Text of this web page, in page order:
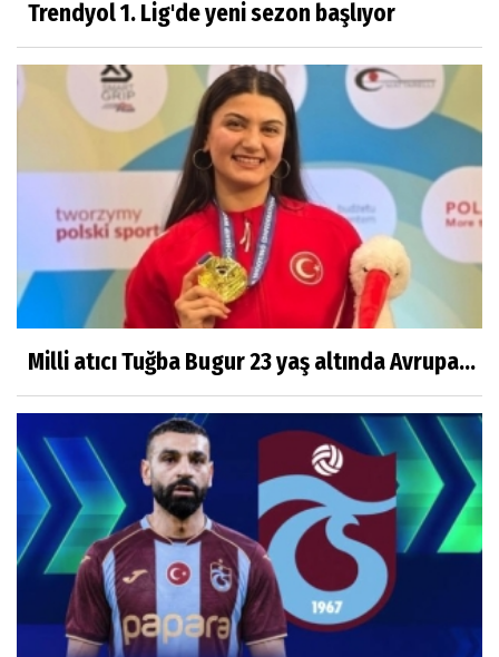
Trendyol 1. Lig'de yeni sezon başlıyor
Milli atıcı Tuğba Bugur 23 yaş altında Avrupa...